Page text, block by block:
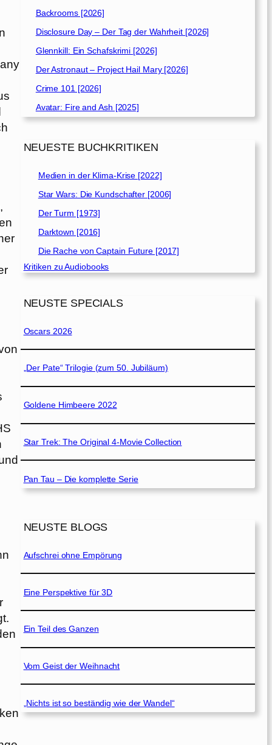
Backrooms [2026]
Disclosure Day – Der Tag der Wahrheit [2026]
Glennkill: Ein Schafskrimi [2026]
Der Astronaut – Project Hail Mary [2026]
Crime 101 [2026]
Avatar: Fire and Ash [2025]
NEUESTE BUCHKRITIKEN
Medien in der Klima-Krise [2022]
Star Wars: Die Kundschafter [2006]
Der Turm [1973]
Darktown [2016]
Die Rache von Captain Future [2017]
Kritiken zu Audiobooks
NEUSTE SPECIALS
Oscars 2026
„Der Pate“ Trilogie (zum 50. Jubiläum)
Goldene Himbeere 2022
Star Trek: The Original 4-Movie Collection
Pan Tau – Die komplette Serie
NEUSTE BLOGS
Aufschrei ohne Empörung
Eine Perspektive für 3D
Ein Teil des Ganzen
Vom Geist der Weihnacht
„Nichts ist so beständig wie der Wandel“